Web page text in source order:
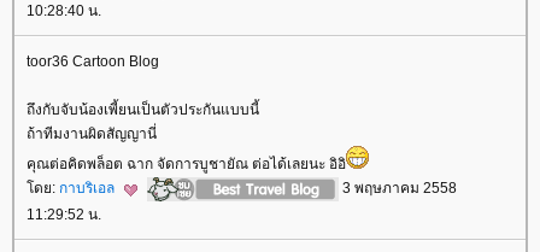
10:28:40 น.
toor36 Cartoon Blog
ถึงกับจับน้องเพี้ยนเป็นตัวประกันแบบนี้
ถ้าทีมงานผิดสัญญานี่
คุณต่อคิดพล็อต ฉาก จัดการบูชายัณ ต่อได้เลยนะ อิอิ
ดย: กาบริเอล
3 พฤษภาคม 2558
11:29:52 น.